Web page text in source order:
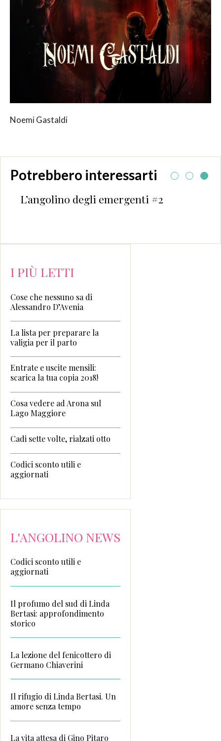
Noemi Gastaldi
Potrebbero interessarti
L’angolino degli emergenti #2
I PIÙ LETTI
Cose che nessuno sa di
Alessandro D’Avenia
La lista per preparare la
valigia per il parto
Entrate e uscite mensili:
scarica la tua copia 2018!
Cosa vedere ad Arona sul
Lago Maggiore
Cadi sette volte, rialzati otto
Codici sconto utili e
aggiornati
L'ANGOLINO NEWS
Codici sconto utili e
aggiornati
Il profumo del sud di Linda
Bertasi: approfondimento
storico
La lezione del fenicottero di
Germano Chiaverini
Il rifugio di Linda Bertasi. Un
amore senza tempo
La vita attesa di Gino Pitaro